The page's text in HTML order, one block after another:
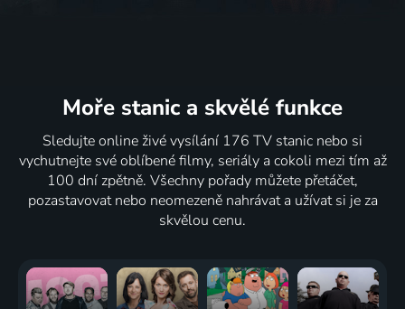
Moře stanic a skvělé funkce
Sledujte online živé vysílání 176 TV stanic nebo si
vychutnejte své oblíbené filmy, seriály a cokoli mezi tím až
100 dní zpětně. Všechny pořady můžete přetáčet,
pozastavovat nebo neomezeně nahrávat a užívat si je za
skvělou cenu.